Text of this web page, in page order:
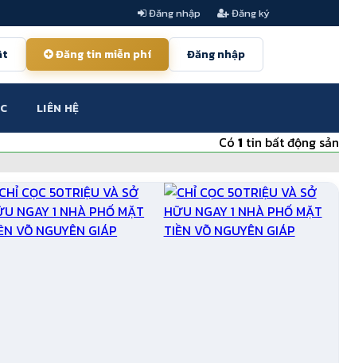
Đăng nhập Đăng ký
Đăng tin miễn phí Đăng nhập
LIÊN HỆ
Có 1 tin bất động sản